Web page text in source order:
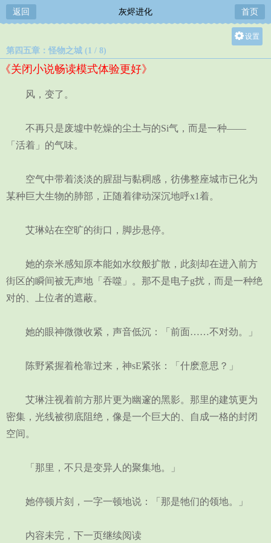
返回 灰烬进化 首页
设置
第四五章：怪物之城 (1 / 8)
《关闭小说畅读模式体验更好》
风，变了。
不再只是废墟中乾燥的尘土与的Si气，而是一种——
「活着」的气味。
空气中带着淡淡的腥甜与黏稠感，彷佛整座城市已化为
某种巨大生物的肺部，正随着律动深沉地呼x1着。
艾琳站在空旷的街口，脚步悬停。
她的奈米感知原本能如水纹般扩散，此刻却在进入前方
街区的瞬间被无声地「吞噬」。那不是电子g扰，而是一种绝
对的、上位者的遮蔽。
她的眼神微微收紧，声音低沉：「前面……不对劲。」
陈野紧握着枪靠过来，神sE紧张：「什麽意思？」
艾琳注视着前方那片更为幽邃的黑影。那里的建筑更为
密集，光线被彻底阻绝，像是一个巨大的、自成一格的封闭
空间。
「那里，不只是变异人的聚集地。」
她停顿片刻，一字一顿地说：「那是牠们的领地。」
内容未完，下一页继续阅读